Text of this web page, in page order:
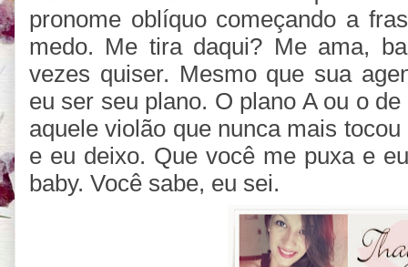
pronome oblíquo começando a
medo. Me tira daqui? Me ama,
vezes quiser. Mesmo que sua
eu ser seu plano. O plano A ou o
aquele violão que nunca mais
e eu deixo. Que você me puxa e
baby. Você sabe, eu sei.